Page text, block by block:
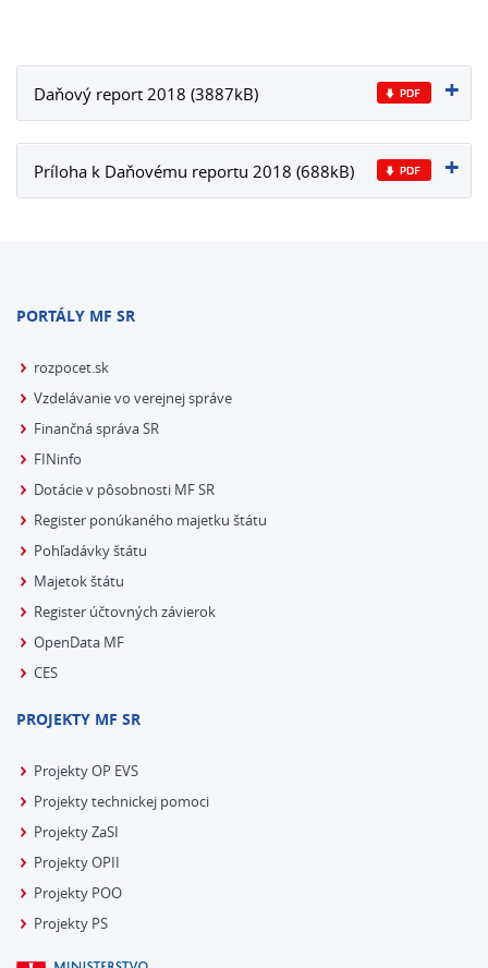
Daňový report 2018 (3887kB)
Príloha k Daňovému reportu 2018 (688kB)
PORTÁLY MF SR
rozpocet.sk
Vzdelávanie vo verejnej správe
Finančná správa SR
FINinfo
Dotácie v pôsobnosti MF SR
Register ponúkaného majetku štátu
Pohľadávky štátu
Majetok štátu
Register účtovných závierok
OpenData MF
CES
PROJEKTY MF SR
Projekty OP EVS
Projekty technickej pomoci
Projekty ZaSI
Projekty OPII
Projekty POO
Projekty PS